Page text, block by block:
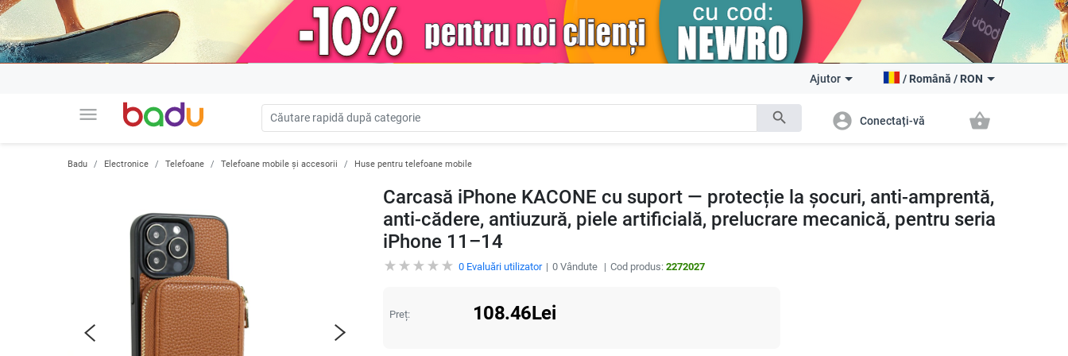
menu search
Ajutor / Română / RON
account_circle Conectați-vă shopping_basket
Badu Electronice Telefoane Telefoane mobile și accesorii Huse pentru telefoane mobile
Carcasă iPhone KACONE cu suport — protecție la șocuri, anti-amprentă,
anti-cădere, antiuzură, piele artificială, prelucrare mecanică, pentru seria
iPhone 11–14
0Evaluări utilizator 0Vândute Cod produs: 2272027
Preț: 108.46Lei